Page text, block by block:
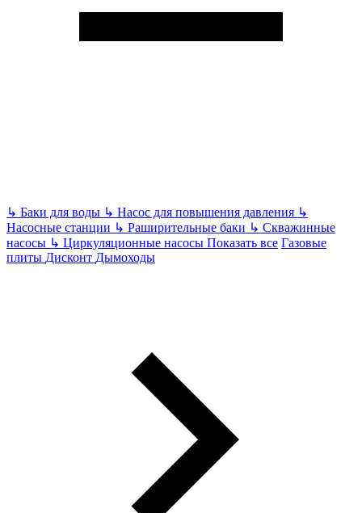
↳ Баки для воды ↳ Насос для повышения давления ↳
Насосные станции ↳ Раширительные баки ↳ Скважинные
насосы ↳ Циркуляционные насосы Показать все Газовые
плиты Дисконт Дымоходы